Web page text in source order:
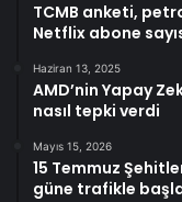
TCMB anketi,
Netflix abone
Haziran 13, 2025
AMD’nin Yapay
nasıl tepki verdi
Mayıs 15, 2026
15 Temmuz
güne trafikle